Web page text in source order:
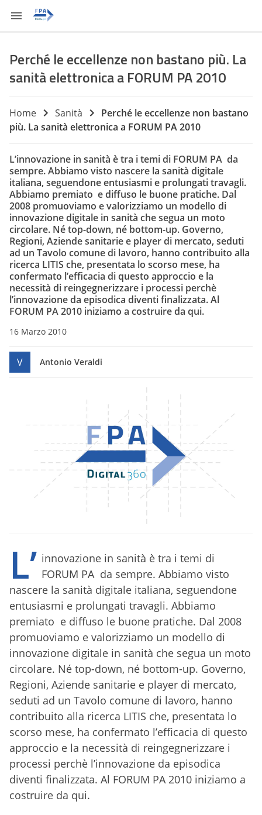
Perché le eccellenze non bastano più. La
sanità elettronica a FORUM PA 2010
Home Sanità
Perché le eccellenze non bastano
più. La sanità elettronica a FORUM PA 2010
L’innovazione in sanità è tra i temi di FORUM PA da
sempre. Abbiamo visto nascere la sanità digitale
italiana, seguendone entusiasmi e prolungati travagli.
Abbiamo premiato e diffuso le buone pratiche. Dal
2008 promuoviamo e valorizziamo un modello di
innovazione digitale in sanità che segua un moto
circolare. Né top-down, né bottom-up. Governo,
Regioni, Aziende sanitarie e player di mercato, seduti
ad un Tavolo comune di lavoro, hanno contribuito alla
ricerca LITIS che, presentata lo scorso mese, ha
confermato l’efficacia di questo approccio e la
necessità di reingegnerizzare i processi perchè
l’innovazione da episodica diventi finalizzata. Al
FORUM PA 2010 iniziamo a costruire da qui.
16 Marzo 2010
V Antonio Veraldi
L’ innovazione in sanità è tra i temi di
FORUM PA da sempre. Abbiamo visto
nascere la sanità digitale italiana, seguendone
entusiasmi e prolungati travagli. Abbiamo
premiato e diffuso le buone pratiche. Dal 2008
promuoviamo e valorizziamo un modello di
innovazione digitale in sanità che segua un moto
circolare. Né top-down, né bottom-up. Governo,
Regioni, Aziende sanitarie e player di mercato,
seduti ad un Tavolo comune di lavoro, hanno
contribuito alla ricerca LITIS che, presentata lo
scorso mese, ha confermato l’efficacia di questo
approccio e la necessità di reingegnerizzare i
processi perchè l’innovazione da episodica
diventi finalizzata. Al FORUM PA 2010 iniziamo a
costruire da qui.